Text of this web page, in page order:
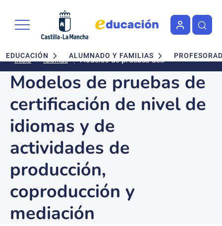
Navegación principal
EDUCACIÓN ALUMNADO Y FAMILIAS
Inicio Idiomas
Modelos de pruebas de
certificación de nivel de idiomas y
de actividades de producción,
coproducción y mediación
Modelos de pruebas de
certificación de nivel de
idiomas y de
actividades de
producción,
coproducción y
mediación